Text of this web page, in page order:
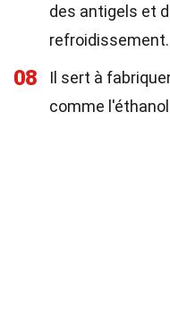
des antigels et
refroidissement.
08
Il sert à
comme